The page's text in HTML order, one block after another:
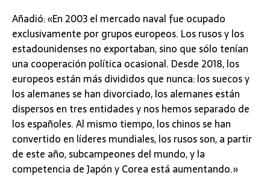
Añadió: «En 2003 el mercado naval fue ocupado
exclusivamente por grupos europeos. Los rusos y los
estadounidenses no exportaban, sino que sólo tenían
una cooperación política ocasional. Desde 2018, los
europeos están más divididos que nunca: los suecos y
los alemanes se han divorciado, los alemanes están
dispersos en tres entidades y nos hemos separado de
los españoles. Al mismo tiempo, los chinos se han
convertido en líderes mundiales, los rusos son, a partir
de este año, subcampeones del mundo, y la
competencia de Japón y Corea está aumentando.»